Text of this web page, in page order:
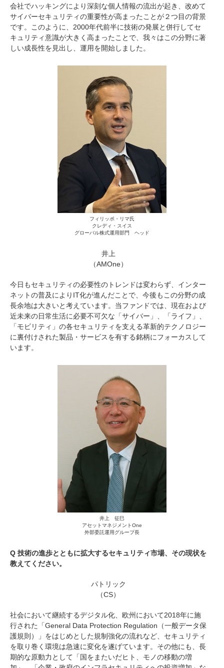
会社でハッキングにより深刻な個人情報の流出が起き、改めて
サイバーセキュリティの重要性が高まったことが２つ目の背景
です。このように、2000年代前半に技術の発展と併行してセ
キュリティ意識が大きく高まったことで、我々はこの分野に著
しい成長性を見出し、運用を開始しました。
フィリッポ・リマ氏
クレディ・スイス
グローバル株式運用部門 ヘッド
井上
（AMOne）
今日もセキュリティの必要性のトレンドは変わらず、インター
ネットの普及によりIT化が進んだことで、今後もこの分野の成
長余地は大きいと考えています。当ファンドでは、現在および
近未来の日常生活に必要不可欠な「サイバー」、「ライフ」、
「モビリティ」の各セキュリティを支える革新的テクノロジー
に裏付けされた製品・サービスを有する銘柄にフォーカスして
います。
井上 征巳
アセットマネジメントOne
外部委託運用グループ長
Q 技術の進歩とともに拡大するセキュリティ市場、その現状を
教えてください。
パトリック
（CS）
社会において継続するデジタル化、欧州において2018年に施
行された「General Data Protection Regulation（一般データ保
護規則）」をはじめとした規制強化の流れなど、セキュリティ
を取り巻く環境は急速に変化を遂げています。その他にも、長
期的な原動力として「国をまたいだヒト、モノの移動の増